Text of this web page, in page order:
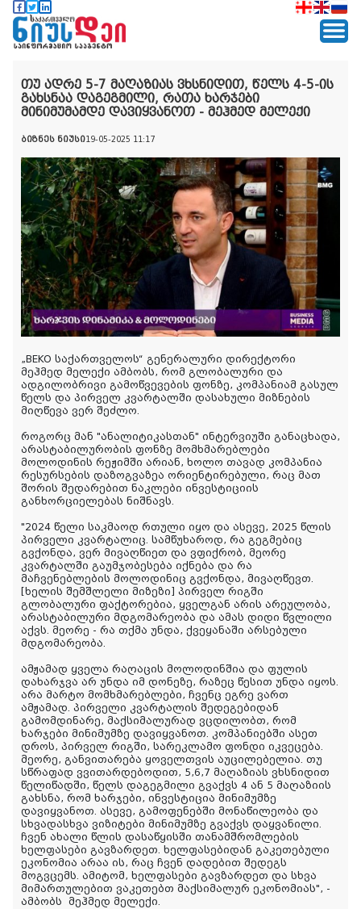
თუ ადრე 5-7 მაღაზიას ვხსნიდით, წელს 4-5-ის
გახსნაა დაგეგმილი, რათა ხარჯები
მინიმუმამდე დავიყვანოთ - მეჰმედ მელექი
ბიზნეს ნიუსი19-05-2025 11:17
„BEKO საქართველოს“ გენერალური დირექტორი
მეჰმედ მელექი ამბობს, რომ გლობალური და
ადგილობრივი გამოწვევების ფონზე, კომპანიამ გასულ
წელს და პირველ კვარტალში დასახული მიზნების
მიღწევა ვერ შეძლო.
როგორც მან "ანალიტიკასთან" ინტერვიუში განაცხადა,
არასტაბილურობის ფონზე მომხმარებლები
მოლოდინის რეჟიმში არიან, ხოლო თავად კომპანია
რესურსების დაზოგვაზეა ორიენტირებული, რაც მათ
შორის შედარებით ნაკლები ინვესტიციის
განხორციელებას ნიშნავს.
"2024 წელი საკმაოდ რთული იყო და ასევე, 2025 წლის
პირველი კვარტალიც. სამწუხაროდ, რა გეგმებიც
გვქონდა, ვერ მივაღწიეთ და ვფიქრობ, მეორე
კვარტალში გაუმჯობესება იქნება და რა
მაჩვენებლების მოლოდინიც გვქონდა, მივაღწევთ.
[ხელის შემშლელი მიზეზი] პირველ რიგში
გლობალური ფაქტორებია, ყველგან არის არეულობა,
არასტაბილური მდგომარეობა და ამას დიდი წვლილი
აქვს. მეორე - რა თქმა უნდა, ქვეყანაში არსებული
მდგომარეობა.
ამჟამად ყველა რაღაცის მოლოდინშია და ფულის
დახარჯვა არ უნდა იმ დონეზე, რაზეც წესით უნდა იყოს.
არა მარტო მომხმარებლები, ჩვენც ეგრე ვართ
ამჟამად. პირველი კვარტალის შედეგებიდან
გამომდინარე, მაქსიმალურად ვცდილობთ, რომ
ხარჯები მინიმუმზე დავიყვანოთ. კომპანიებში ასეთ
დროს, პირველ რიგში, სარეკლამო ფონდი იკვეცება.
მეორე, განვითარება ყოველთვის აუცილებელია. თუ
სწრაფად ვვითარდებოდით, 5,6,7 მაღაზიას ვხსნიდით
წელიწადში, წელს დაგეგმილი გვაქვს 4 ან 5 მაღაზიის
გახსნა, რომ ხარჯები, ინვესტიცია მინიმუმზე
დავიყვანოთ. ასევე, გამოფენებში მონაწილეობა და
სხვადასხვა ვიზიტები მინიმუმზე გვაქვს დაყვანილი.
ჩვენ ახალი წლის დასაწყისში თანამშრომლების
ხელფასები გავზარდეთ. ხელფასებიდან გაკეთებული
ეკონომია არაა ის, რაც ჩვენ დადებით შედეგს
მოგვცემს. ამიტომ, ხელფასები გავზარდეთ და სხვა
მიმართულებით ვაკეთებთ მაქსიმალურ ეკონომიას", -
ამბობს მეჰმედ მელექი.